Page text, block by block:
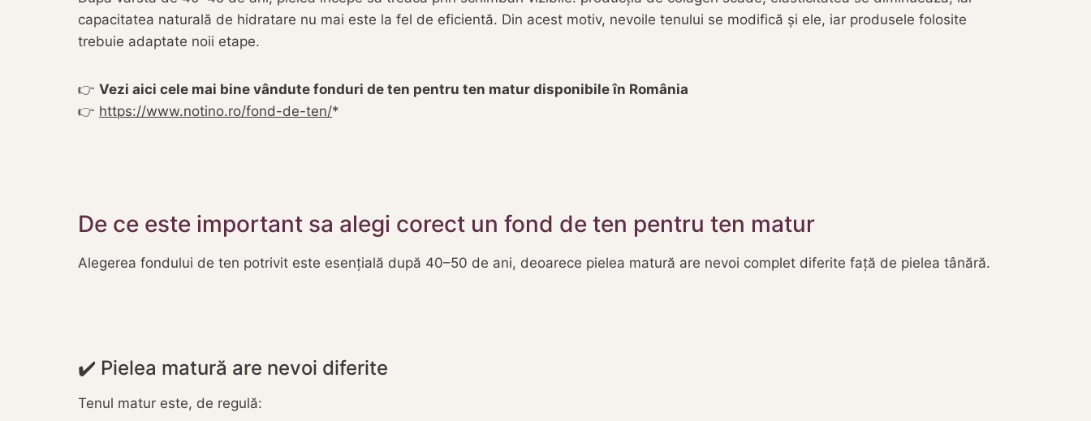
capacitatea naturală de hidratare nu mai este la fel de eficientă. Din acest motiv, nevoile tenului se modifică și ele, iar produsele folosite
trebuie adaptate noii etape.
👉 Vezi aici cele mai bine vândute fonduri de ten pentru ten matur disponibile în România
👉 https://www.notino.ro/fond-de-ten/
De ce este important sa alegi corect un fond de ten pentru ten matur
Alegerea fondului de ten potrivit este esențială după 40–50 de ani, deoarece pielea matură are nevoi complet diferite față de pielea tânără.
✔️ Pielea matură are nevoi diferite
Tenul matur este, de regulă: